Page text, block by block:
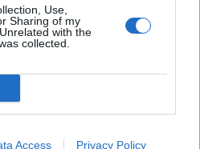
Use,
Sharing of my
with the
collected.
Access Privacy Policy
bevakning av Kriminalvården
fenix,Livistidsdömd,